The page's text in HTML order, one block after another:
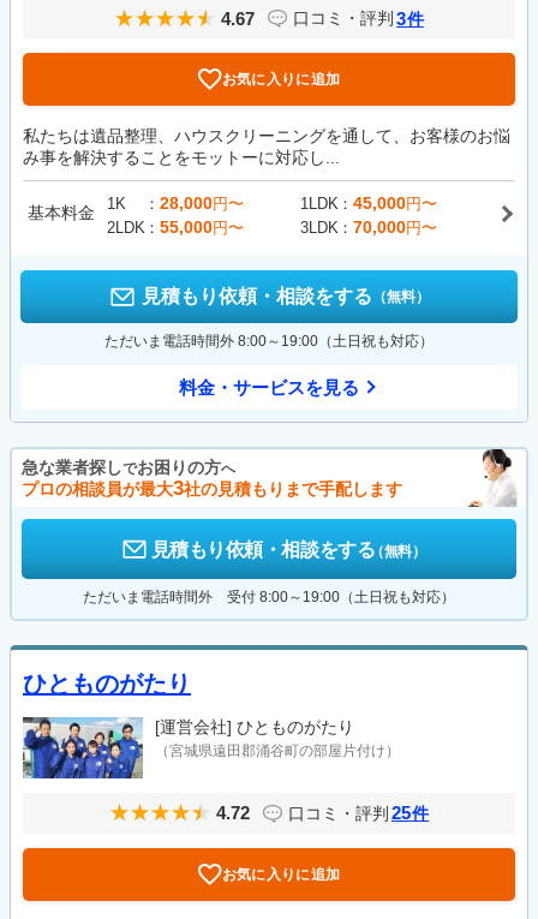
4.67 口コミ・評判 3件
お気に入りに追加
私たちは遺品整理、ハウスクリーニングを通して、お客様のお悩
み事を解決することをモットーに対応し...
基本料金 1K 28,000円〜 1LDK 45,000円〜
2LDK
55,000円〜 3LDK 70,000円〜
見積もり依頼・相談をする （無料）
ただいま電話時間外 8:00～19:00（土日祝も対応）
料金・サービスを見る
急な業者探しでお困りの方へ
プロの相談員が最大3社の見積もりまで手配します
見積もり依頼・相談をする（無料）
ただいま電話時間外 受付 8:00～19:00（土日祝も対応）
ひとものがたり
[運営会社] ひとものがたり
（宮城県遠田郡涌谷町の部屋片付け）
4.72 口コミ・評判 25件
お気に入りに追加